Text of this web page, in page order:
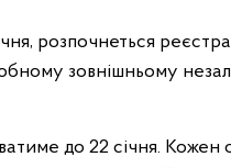
зовнішньому
до 22 січня. Кожен